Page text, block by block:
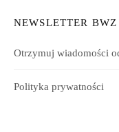
NEWSLETTER
Otrzymuj wiadomości
Polityka prywatności